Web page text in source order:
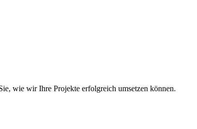
wie wir Ihre Projekte erfolgreich umsetzen können.